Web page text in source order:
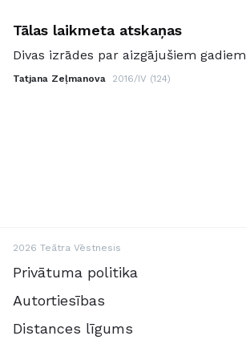
Tālas laikmeta atskaņas
Divas izrādes par aizgājušiem gadiem
Tatjana Zeļmanova 2016/IV (124)
2026 Teātra Vēstnesis
Privātuma politika
Autortiesības
Distances līgums